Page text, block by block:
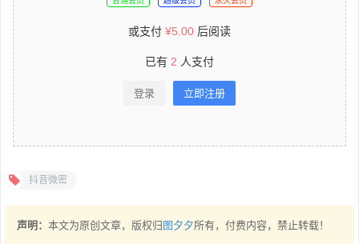
或支付 ¥5.00 后阅读
已有 2 人支付
登录 立即注册
抖音微密
声明： 本文为原创文章，版权归 图夕夕所有，付费内容，禁止转载！